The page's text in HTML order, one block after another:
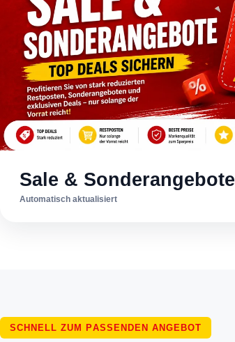
Sale & Sonderangebote
Automatisch aktualisiert
SCHNELL ZUM PASSENDEN ANGEBOT